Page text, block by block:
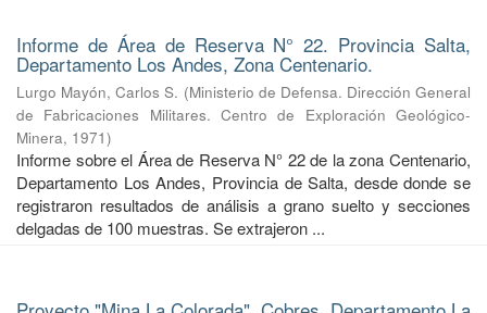
Informe de Área de Reserva N° 22. Provincia Salta,
Departamento Los Andes, Zona Centenario.
Lurgo Mayón, Carlos S. (Ministerio de Defensa. Dirección General
de Fabricaciones Militares. Centro de Exploración Geológico-
Minera, 1971)
Informe sobre el Área de Reserva N° 22 de la zona Centenario,
Departamento Los Andes, Provincia de Salta, desde donde se
registraron resultados de análisis a grano suelto y secciones
delgadas de 100 muestras. Se extrajeron ...